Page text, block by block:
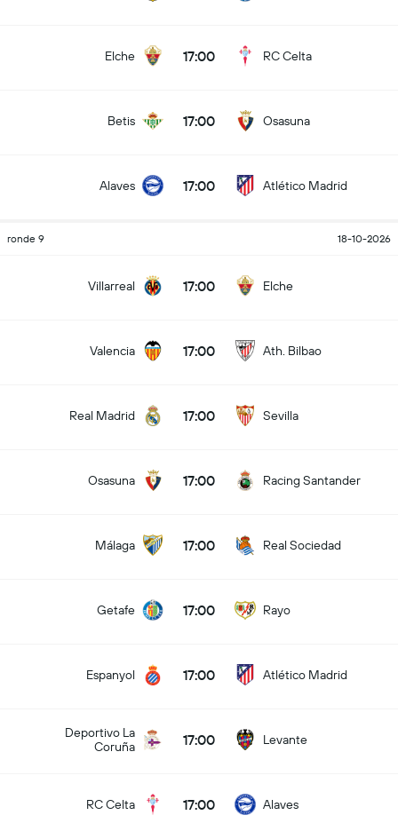
Elche 17:00 RC Celta
Betis 17:00 Osasuna
Alaves 17:00 Atlético Madrid
ronde 9 18-10-2026
Villarreal 17:00 Elche
Valencia 17:00 Ath. Bilbao
Real Madrid 17:00 Sevilla
Osasuna 17:00 Racing Santander
Málaga 17:00 Real Sociedad
Getafe 17:00 Rayo
Espanyol 17:00 Atlético Madrid
Deportivo La
Coruña
17:00 Levante
RC Celta 17:00 Alaves